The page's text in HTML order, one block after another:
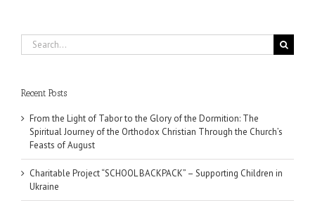
Search
for:
Recent Posts
From the Light of Tabor to the Glory of the Dormition: The
Spiritual Journey of the Orthodox Christian Through the Church’s
Feasts of August
Charitable Project “SCHOOL BACKPACK” – Supporting Children in
Ukraine